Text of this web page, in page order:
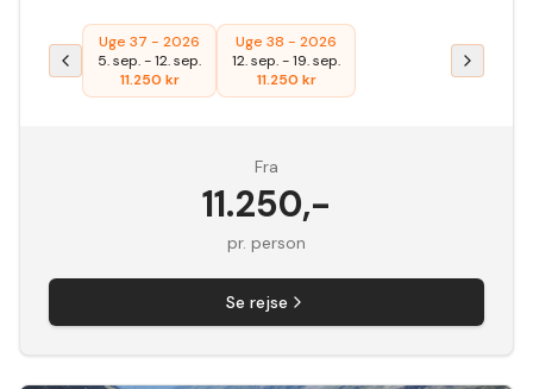
Uge 37 - 2026
5. sep.-12. sep.
11.250 kr
Uge 38 - 2026
12. sep.-19. sep.
11.250 kr
Fra
11.250,-
pr. person
Se rejse